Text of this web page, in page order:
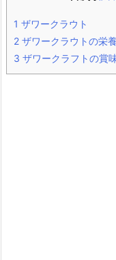
1 ザワークラウト
2 ザワークラウトの栄
3 ザワークラフトの賞